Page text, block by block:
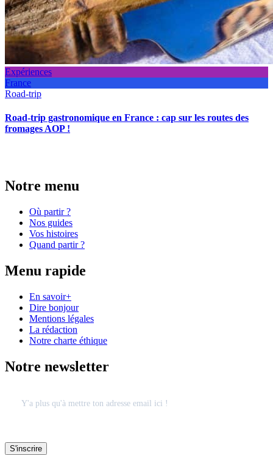
Expériences
France
Road-trip
Road-trip gastronomique en France : cap sur les routes des
fromages AOP !
Notre menu
Où partir ?
Nos guides
Vos histoires
Quand partir ?
Menu rapide
En savoir+
Dire bonjour
Mentions légales
La rédaction
Notre charte éthique
Notre newsletter